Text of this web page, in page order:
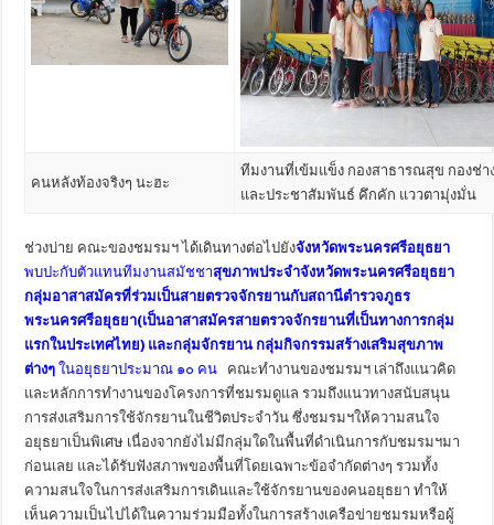
คนหลังท้องจริงๆ นะฮะ
ทีมงานที่เข้มแข็ง กองสาธารณสุข กองช่า
และประชาสัมพันธ์ คึกคัก แววตามุ่งมั่น
ช่วงบ่าย คณะของชมรมฯ ได้เดินทางต่อไปยังจังหวัดพระนครศรีอยุธยา
พบปะกับตัวแทนทีมงานสมัชชาสุขภาพประจำจังหวัดพระนครศรีอยุธยา
กลุ่มอาสาสมัครที่ร่วมเป็นสายตรวจจักรยานกับสถานีตำรวจภูธร
พระนครศรีอยุธยา(เป็นอาสาสมัครสายตรวจจักรยานที่เป็นทางการกลุ่ม
แรกในประเทศไทย) และกลุ่มจักรยาน กลุ่มกิจกรรมสร้างเสริมสุขภาพ
ต่างๆ ในอยุธยาประมาณ ๑๐ คน คณะทำงานของชมรมฯ เล่าถึงแนวคิด
และหลักการทำงานของโครงการที่ชมรมดูแล รวมถึงแนวทางสนับสนุน
การส่งเสริมการใช้จักรยานในชีวิตประจำวัน ซึ่งชมรมฯให้ความสนใจ
อยุธยาเป็นพิเศษ เนื่องจากยังไม่มีกลุ่มใดในพื้นที่ดำเนินการกับชมรมฯมา
ก่อนเลย และได้รับฟังสภาพของพื้นที่โดยเฉพาะข้อจำกัดต่างๆ รวมทั้ง
ความสนใจในการส่งเสริมการเดินและใช้จักรยานของคนอยุธยา ทำให้
เห็นความเป็นไปได้ในความร่วมมือทั้งในการสร้างเครือข่ายชมรมหรือผู้